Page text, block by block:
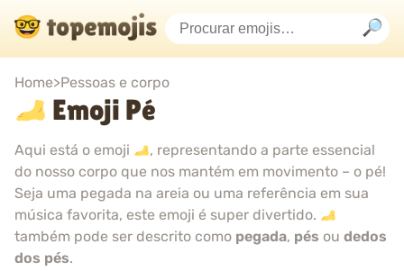
Home>Pessoas e corpo
Emoji Pé
Aqui está o emoji
, representando a parte essencial
do nosso corpo que nos mantém em movimento – o pé!
Seja uma pegada na areia ou uma referência em sua
música favorita, este emoji é super divertido.
também pode ser descrito como pegada, pés ou dedos
dos pés.